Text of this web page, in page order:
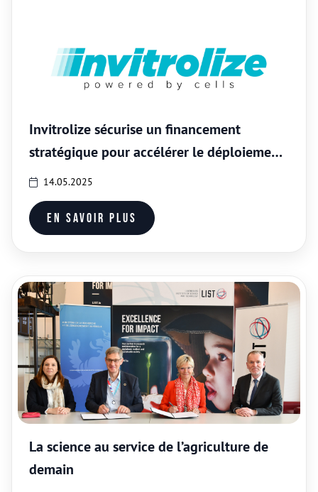
Invitrolize sécurise un financement
stratégique pour accélérer le déploiement
d’ALIsens® en Europe et aux États-Unis
14.05.2025
En savoir plus
La science au service de l’agriculture de
demain